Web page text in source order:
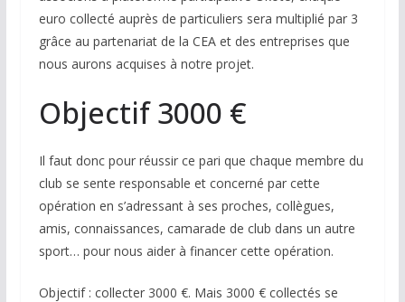
euro collecté auprès de particuliers sera multiplié par 3
grâce au partenariat de la CEA et des entreprises que
nous aurons acquises à notre projet.
Objectif 3000 €
Il faut donc pour réussir ce pari que chaque membre du
club se sente responsable et concerné par cette
opération en s’adressant à ses proches, collègues,
amis, connaissances, camarade de club dans un autre
sport… pour nous aider à financer cette opération.
Objectif : collecter 3000 €. Mais 3000 € collectés se